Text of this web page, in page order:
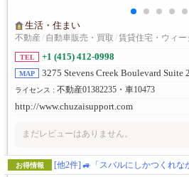
生活・住まい
不動産/ 自動車販売・買取 /賃貸住宅・ウィ
TEL +1 (415) 412-0998
MAP 3275 Stevens Creek Boulevard Suite
ライセンス : 不動産01382235・車10473
http://www.chuzaisupport.com
まだレビューはありません。
お得情報 [他2件] 🚙「スバルにしかつくれな